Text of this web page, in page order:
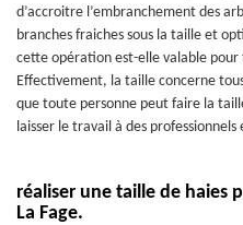
d’accroitre l’embranchement des
branches fraiches sous la taille et
cette opération est-elle valable
Effectivement, la taille concerne
que toute personne peut faire la
laisser le travail à des
réaliser une taille de haies
La Fage.